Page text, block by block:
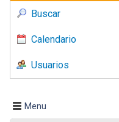
Buscar
Calendario
Usuarios
Menu